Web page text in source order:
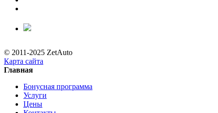
© 2011-2025 ZetAuto
Карта сайта
Главная
Бонусная программа
Услуги
Цены